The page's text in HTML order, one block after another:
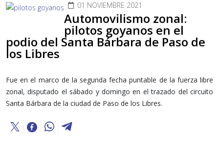
01 NOVIEMBRE 2021
Automovilismo zonal:
pilotos goyanos en el
podio del Santa Bárbara de Paso de
los Libres
Fue en el marco de la segunda fecha puntable de la fuerza libre
zonal, disputado el sábado y domingo en el trazado del circuito
Santa Bárbara de la ciudad de Paso de los Libres.